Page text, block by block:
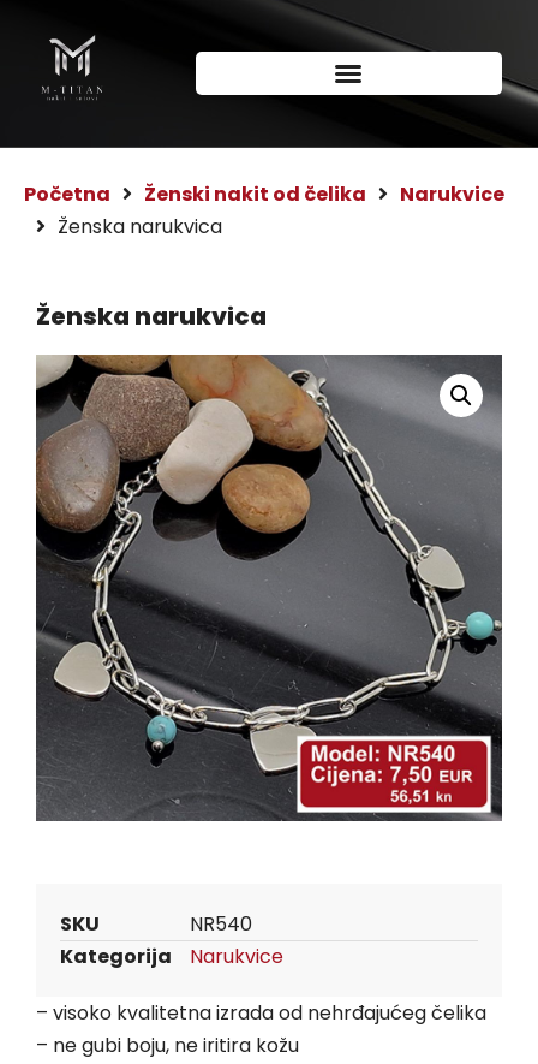
Početna Ženski nakit od čelika Narukvice
Ženska narukvica
Ženska narukvica
SKU NR540
Kategorija Narukvice
– visoko kvalitetna izrada od nehrđajućeg čelika
– ne gubi boju, ne iritira kožu